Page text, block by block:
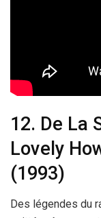
12. De La
Lovely
(1993)
Des légendes du